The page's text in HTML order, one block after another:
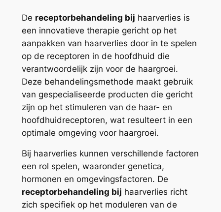
De receptorbehandeling bij haarverlies is
een innovatieve therapie gericht op het
aanpakken van haarverlies door in te spelen
op de receptoren in de hoofdhuid die
verantwoordelijk zijn voor de haargroei.
Deze behandelingsmethode maakt gebruik
van gespecialiseerde producten die gericht
zijn op het stimuleren van de haar- en
hoofdhuidreceptoren, wat resulteert in een
optimale omgeving voor haargroei.
Bij haarverlies kunnen verschillende factoren
een rol spelen, waaronder genetica,
hormonen en omgevingsfactoren. De
receptorbehandeling bij haarverlies richt
zich specifiek op het moduleren van de